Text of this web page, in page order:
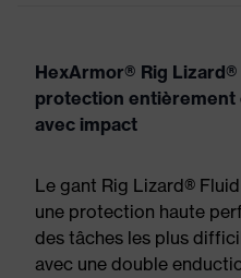
HexArmor® Rig Lizard®
protection entièrement
avec impact
Le gant Rig Lizard®
une protection haute
des tâches les plus
avec une double